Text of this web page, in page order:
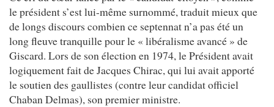
le président s’est lui-même surnommé, traduit mieux que
de longs discours combien ce septennat n’a pas été un
long fleuve tranquille pour le « libéralisme avancé » de
Giscard. Lors de son élection en 1974, le Président avait
logiquement fait de Jacques Chirac, qui lui avait apporté
le soutien des gaullistes (contre leur candidat officiel
Chaban Delmas), son premier ministre.